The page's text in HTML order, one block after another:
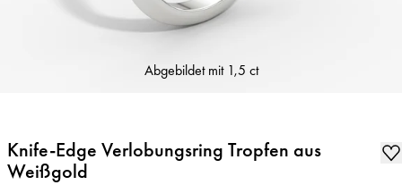
Abgebildet mit 1,5 ct
Knife-Edge Verlobungsring Tropfen aus
Weißgold